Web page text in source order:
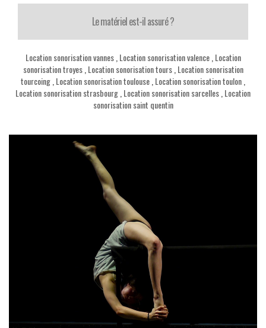
Le matériel est-il assuré ?
Location sonorisation vannes, Location sonorisation valence, Location
sonorisation troyes, Location sonorisation tours, Location sonorisation
tourcoing Location sonorisation toulouse Location sonorisation toulon
Location sonorisation strasbourg Location sonorisation sarcelles Location
sonorisation saint quentin